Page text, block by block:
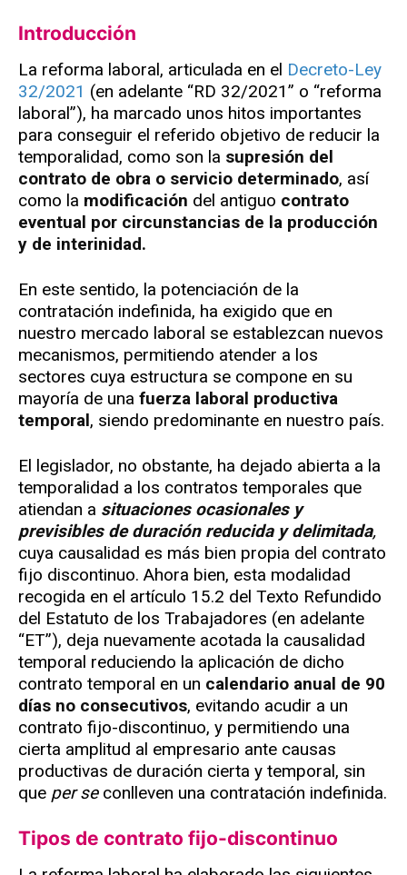
Introducción
La reforma laboral, articulada en el Decreto-Ley
32/2021 (en adelante “RD 32/2021” o “reforma
laboral”), ha marcado unos hitos importantes
para conseguir el referido objetivo de reducir la
temporalidad, como son la supresión del
contrato de obra o servicio determinado, así
como la modificación del antiguo contrato
eventual por circunstancias de la producción
y de interinidad.
En este sentido, la potenciación de la
contratación indefinida, ha exigido que en
nuestro mercado laboral se establezcan nuevos
mecanismos, permitiendo atender a los
sectores cuya estructura se compone en su
mayoría de una fuerza laboral productiva
temporal, siendo predominante en nuestro país.
El legislador, no obstante, ha dejado abierta a la
temporalidad a los contratos temporales que
atiendan a situaciones ocasionales y
previsibles de duración reducida y delimitada,
cuya causalidad es más bien propia del contrato
fijo discontinuo. Ahora bien, esta modalidad
recogida en el artículo 15.2 del Texto Refundido
del Estatuto de los Trabajadores (en adelante
“ET”), deja nuevamente acotada la causalidad
temporal reduciendo la aplicación de dicho
contrato temporal en un calendario anual de 90
días no consecutivos, evitando acudir a un
contrato fijo-discontinuo, y permitiendo una
cierta amplitud al empresario ante causas
productivas de duración cierta y temporal, sin
que per seconlleven una contratación indefinida.
Tipos de contrato fijo-discontinuo